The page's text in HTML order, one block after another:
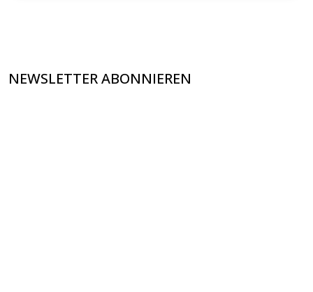
NEWSLETTER ABONNIEREN